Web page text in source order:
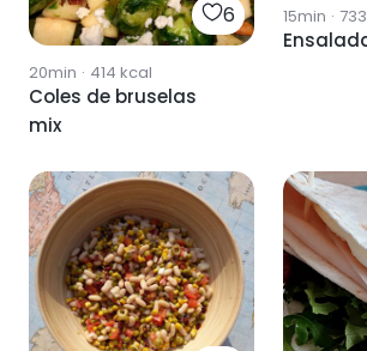
6
20min · 414 kcal
Coles de bruselas
mix
15min · 733